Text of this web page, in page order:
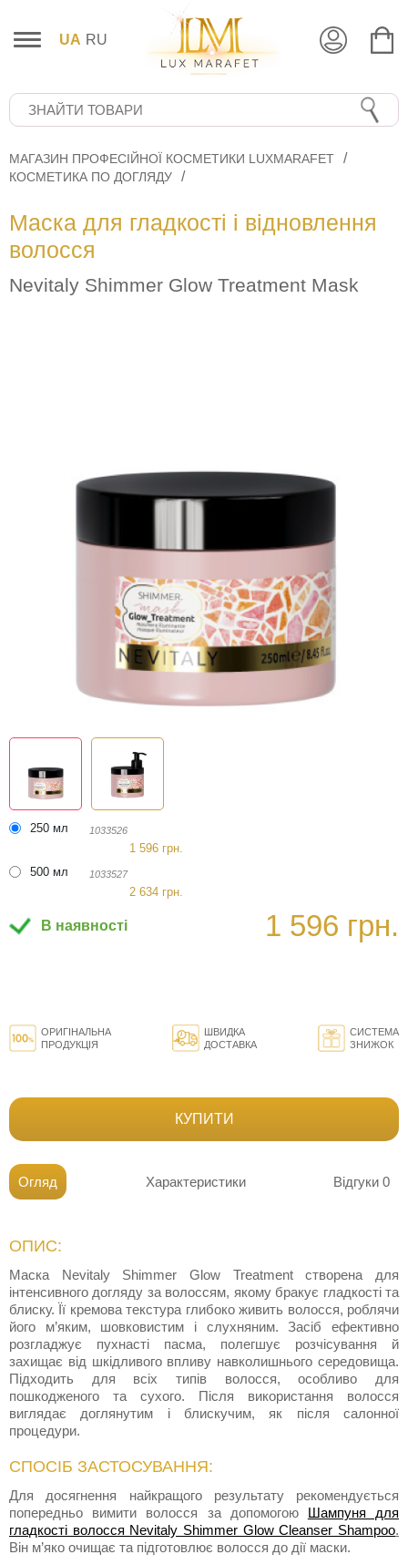
UA RU
МАГАЗИН ПРОФЕСІЙНОЇ КОСМЕТИКИ LUXMARAFET
КОСМЕТИКА ПО ДОГЛЯДУ
Маска для гладкості і відновлення
волосся
Nevitaly Shimmer Glow Treatment Mask
250 мл 1033526
1 596 грн.
500 мл
1033527
2 634 грн.
В наявності 1 596 грн.
ОРИГІНАЛЬНА
ПРОДУКЦІЯ
ШВИДКА
ДОСТАВКА
СИСТЕМА
ЗНИЖОК
КУПИТИ
Огляд Характеристики Відгуки 0
ОПИС:
Маска Nevitaly Shimmer Glow Treatment створена для
інтенсивного догляду за волоссям, якому бракує гладкості та
блиску. Її кремова текстура глибоко живить волосся, роблячи
його м’яким, шовковистим і слухняним. Засіб ефективно
розгладжує пухнасті пасма, полегшує розчісування й
захищає від шкідливого впливу навколишнього середовища.
Підходить для всіх типів волосся, особливо для
пошкодженого та сухого. Після використання волосся
виглядає доглянутим і блискучим, як після салонної
процедури.
СПОСІБ ЗАСТОСУВАННЯ:
Для досягнення найкращого результату рекомендується
попередньо вимити волосся за допомогою
Шампуня для
гладкості волосся Nevitaly Shimmer Glow Cleanser Shampoo.
Він м’яко очищає та підготовлює волосся до дії маски.